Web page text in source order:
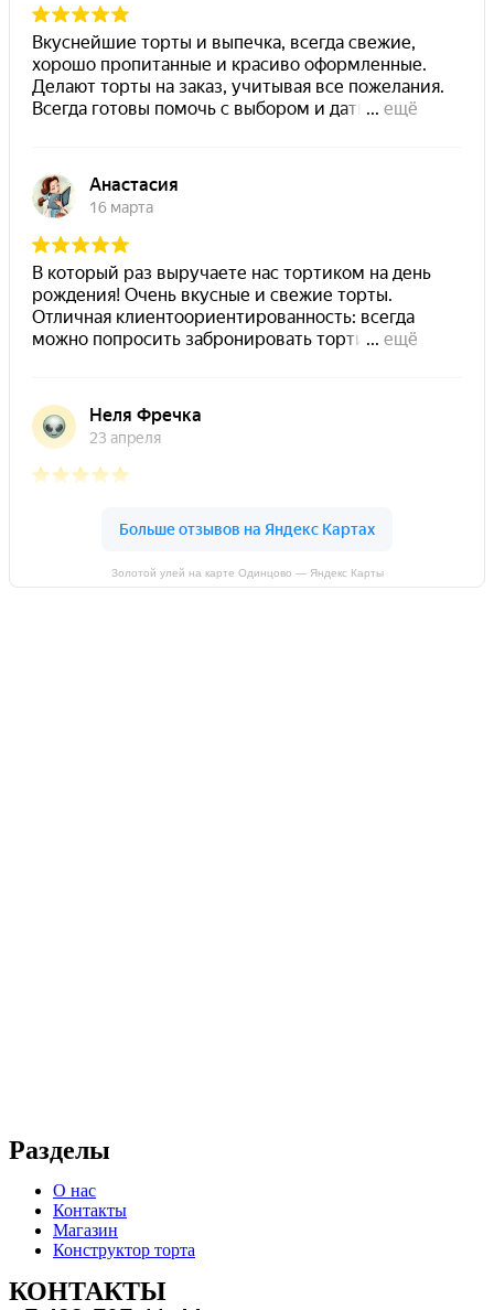
Золотой улей на карте Одинцово — Яндекс Карты
Разделы
О нас
Контакты
Магазин
Конструктор торта
КОНТАКТЫ